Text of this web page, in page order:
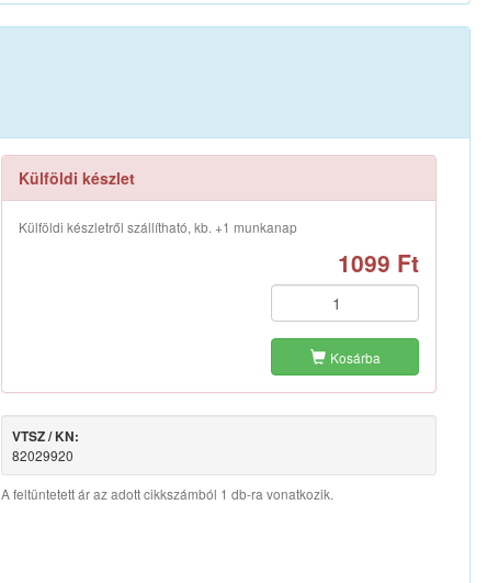
Külföldi készlet
Külföldi készletről szállítható, kb. +1 munkanap
1099 Ft
Kosárba
VTSZ / KN:
82029920
A feltüntetett ár az adott cikkszámból 1 db-ra vonatkozik.